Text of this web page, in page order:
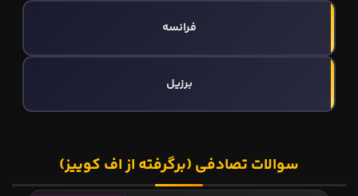
فرانسه
برزیل
سوالات تصادفی (برگرفته از اف کوییز)